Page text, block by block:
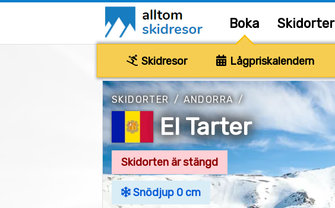
Boka Skidorter
Skidresor Lågpriskalendern
SKIDORTER / ANDORRA/
El Tarter
Skidorten är stängd
Snödjup 0 cm